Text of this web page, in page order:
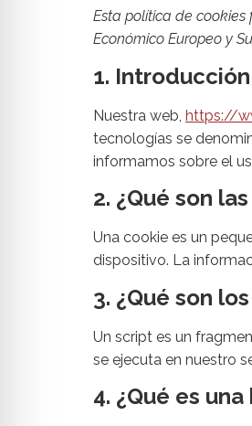
Esta política de
Económico Europeo y
1. Introducción
Nuestra web, https://
tecnologías se
informamos sobre el
2. ¿Qué son
Una cookie es un
dispositivo. La
3. ¿Qué son
Un script es un
se ejecuta en nuestro
4. ¿Qué es